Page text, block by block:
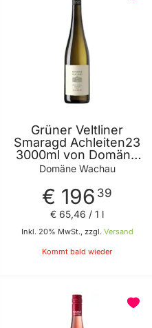
Grüner Veltliner
Smaragd Achleiten23
3000ml von Domäne
Wachau
Domäne Wachau
€ 196 39
Inkl. 20% MwSt., zzgl. Versand
€ 65,46 / 1 l
Kommt bald wieder